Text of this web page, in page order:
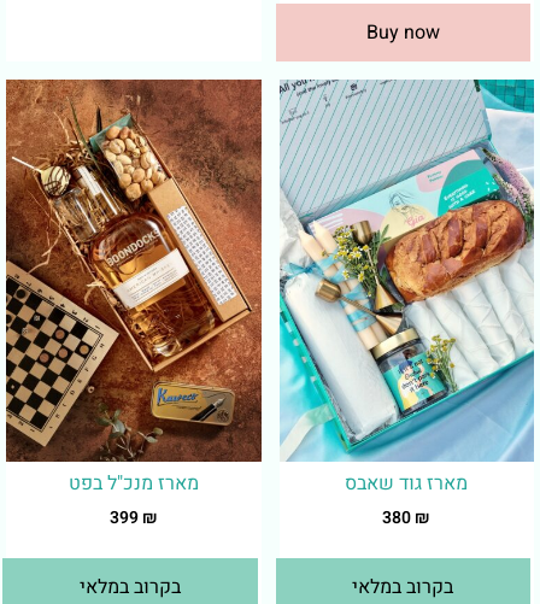
Buy now
מארז גוד שאבס
380₪
בקרוב במלאי
מארז מנכ"ל בפט
399₪
בקרוב במלאי